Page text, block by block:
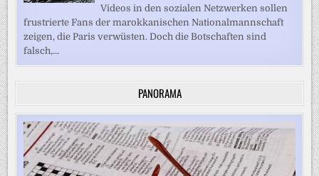
Videos in den sozialen Netzwerken sollen
frustrierte Fans der marokkanischen Nationalmannschaft
zeigen, die Paris verwüsten. Doch die Botschaften sind
falsch,...
PANORAMA